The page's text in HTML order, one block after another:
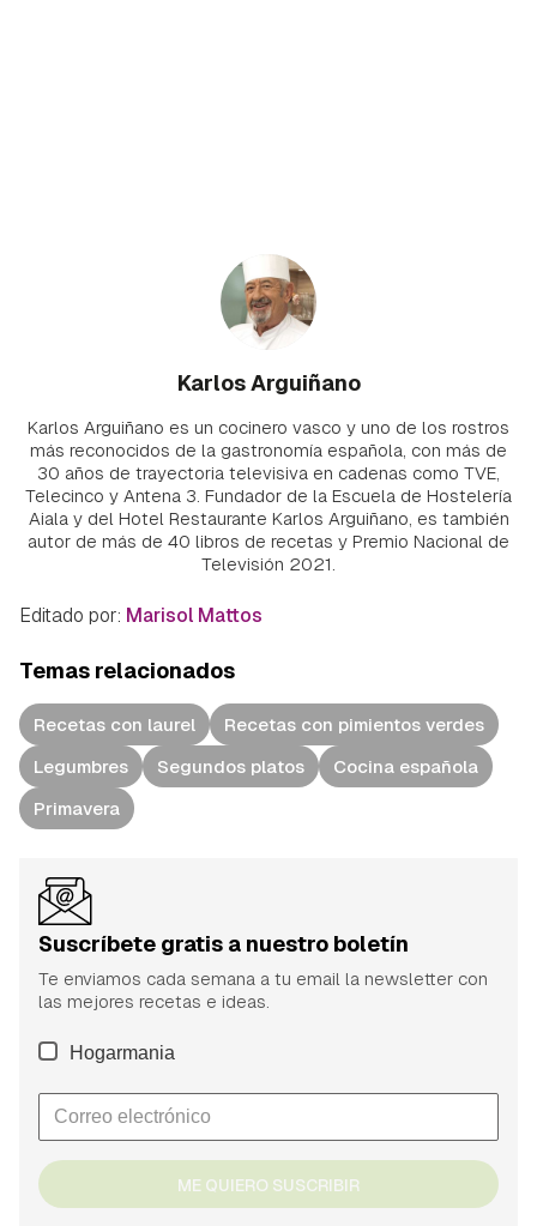
Karlos Arguiñano
Karlos Arguiñano es un cocinero vasco y uno de los rostros
más reconocidos de la gastronomía española, con más de
30 años de trayectoria televisiva en cadenas como TVE,
Telecinco y Antena 3. Fundador de la Escuela de Hostelería
Aiala y del Hotel Restaurante Karlos Arguiñano, es también
autor de más de 40 libros de recetas y Premio Nacional de
Televisión 2021.
Editado por: Marisol Mattos
Temas relacionados
Recetas con laurel
Recetas con pimientos verdes
Legumbres
Segundos platos
Cocina española
Primavera
Suscríbete gratis a nuestro boletín
Te enviamos cada semana a tu email la newsletter con
las mejores recetas e ideas.
Hogarmania
ME QUIERO SUSCRIBIR